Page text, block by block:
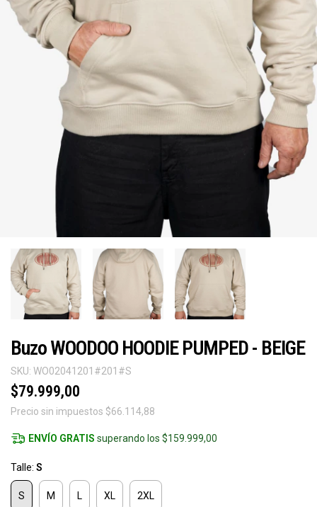
Buzo WOODOO HOODIE PUMPED - BEIGE
SKU: WO02041201#201#S
$79.999,00
Precio sin impuestos $66.114,88
ENVÍO GRATIS superando los$159.999,00
Talle: S
S M L XL 2XL